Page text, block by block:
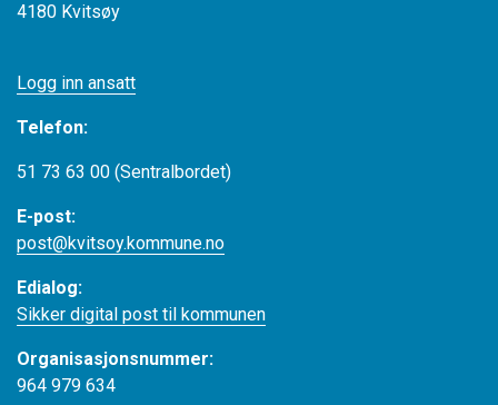
4180 Kvitsøy
Logg inn ansatt
Telefon:
51 73 63 00 (Sentralbordet)
E-post:
post@kvitsoy.kommune.no
Edialog:
Sikker digital post til kommunen
Organisasjonsnummer:
964 979 634